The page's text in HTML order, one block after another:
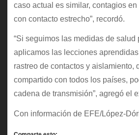
caso actual es similar, contagios
con contacto estrecho”, recordó.
“Si seguimos las medidas de salud
aplicamos las lecciones
rastreo de contactos y aislamiento,
compartido con todos los países,
cadena de transmisión”, agregó el
Con información de EFE/López-